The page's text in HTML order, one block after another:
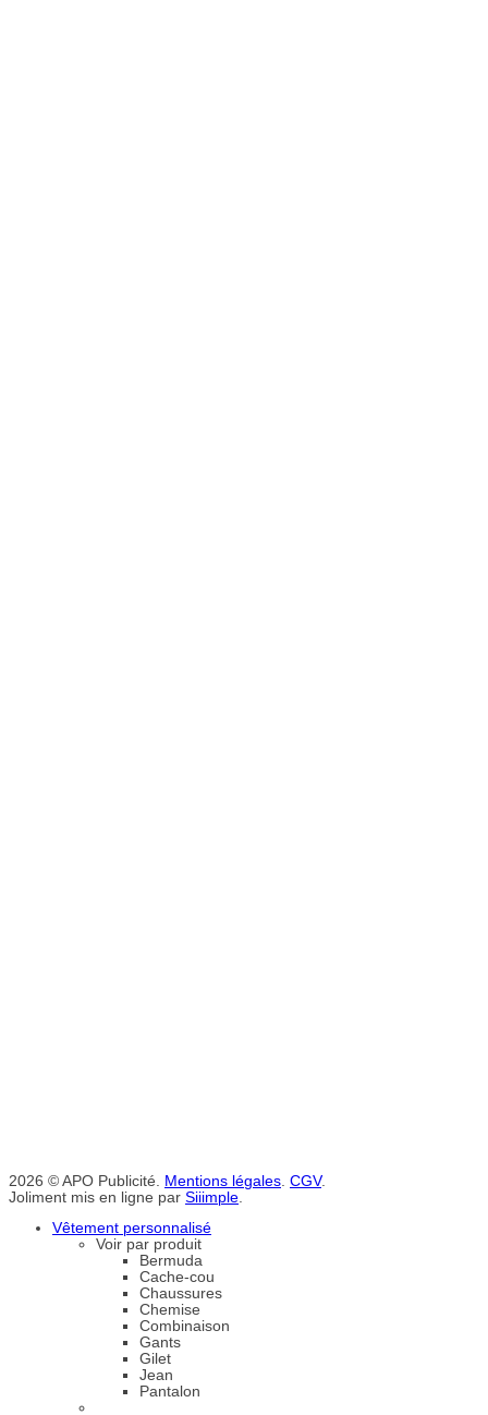
2026 © APO Publicité. Mentions légales CGV.
Joliment mis en ligne par Siiimple
Vêtement personnalisé
Voir par produit
Bermuda
Cache-cou
Chaussures
Chemise
Combinaison
Gants
Gilet
Jean
Pantalon